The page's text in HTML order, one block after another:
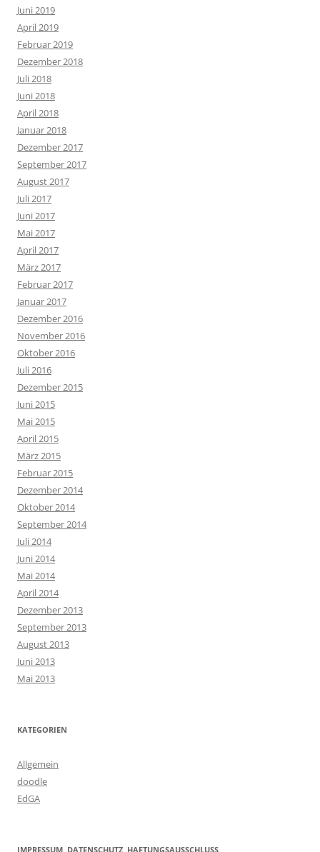
Juni 2019
April 2019
Februar 2019
Dezember 2018
Juli 2018
Juni 2018
April 2018
Januar 2018
Dezember 2017
September 2017
August 2017
Juli 2017
Juni 2017
Mai 2017
April 2017
März 2017
Februar 2017
Januar 2017
Dezember 2016
November 2016
Oktober 2016
Juli 2016
Dezember 2015
Juni 2015
Mai 2015
April 2015
März 2015
Februar 2015
Dezember 2014
Oktober 2014
September 2014
Juli 2014
Juni 2014
Mai 2014
April 2014
Dezember 2013
September 2013
August 2013
Juni 2013
Mai 2013
KATEGORIEN
Allgemein
doodle
EdGA
IMPRESSUM, DATENSCHUTZ, HAFTUNGSAUSSCHLUSS